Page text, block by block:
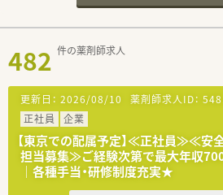
482 件の薬剤師求人
更新日： 2026/08/10 薬剤師求人ID：
正社員
企業
【東京での配属予定】≪正社員≫≪安
担当募集≫ご経験次第で最大年収
｜各種手当・研修制度充実★